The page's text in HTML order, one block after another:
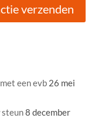
een evb 26 mei
steun8 december